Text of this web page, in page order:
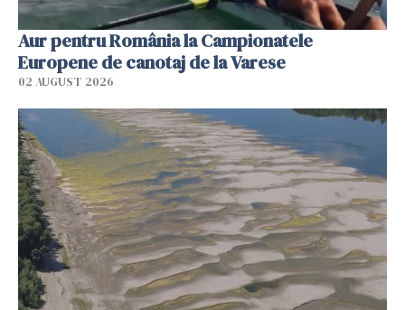
Aur pentru România la Campionatele
Europene de canotaj de la Varese
02 AUGUST 2026